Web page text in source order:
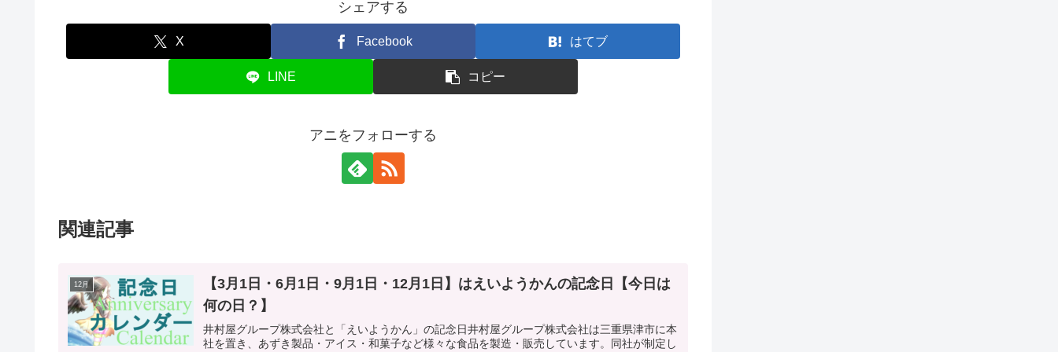
シェアする
X Facebook はてブ
LINE コピー
アニをフォローする
関連記事
12月
【3月1日・6月1日・9月1日・12月1日】はえいようかんの記念日【今日は
何の日？】
井村屋グループ株式会社と「えいようかん」の記念日井村屋グループ株式会社は三重県津市に本
社を置き、あずき製品・アイス・和菓子など様々な食品を製造・販売しています。同社が制定し